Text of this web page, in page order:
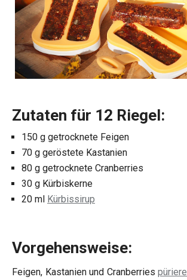
Zutaten für 12 Riegel:
150 g getrocknete Feigen
70 g geröstete Kastanien
80 g getrocknete Cranberries
30 g Kürbiskerne
20 ml Kürbissirup
Vorgehensweise:
Feigen, Kastanien und Cranberries